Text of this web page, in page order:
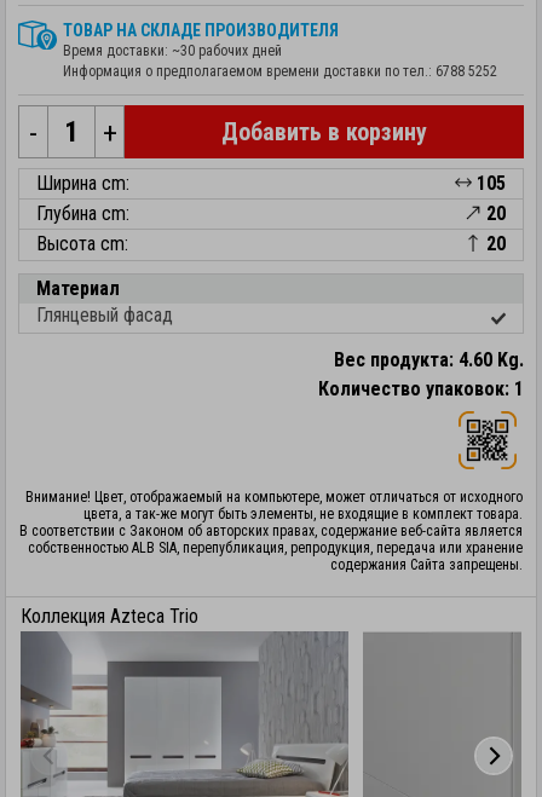
ТОВАР НА СКЛАДЕ ПРОИЗВОДИТЕЛЯ
Время доставки: ~30 рабочих дней
Информация о предполагаемом времени доставки по тел.: 6788 5252
- + Добавить в корзину
Ширина cm:
105
Глубина cm:
20
Высота cm:
20
Материал
Глянцевый фасад
Вес продукта: 4.60 Kg.
Количество упаковок: 1
Внимание! Цвет, отображаемый на компьютере, может отличаться от исходного
цвета, а так-же могут быть элементы, не входящие в комплект товара.
В соответствии с Законом об авторских правах, содержание веб-сайта является
собственностью ALB SIA, перепубликация, репродукция, передача или хранение
содержания Сайта запрещены.
Коллекция Azteca Trio